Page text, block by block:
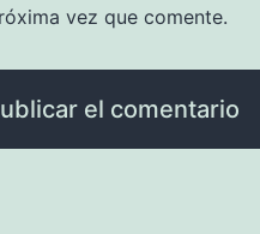
vez que comente.